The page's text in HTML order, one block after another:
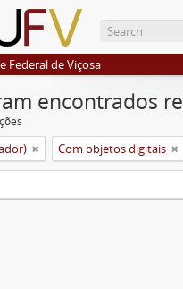
Federal de Viçosa
encontrados
Com objetos digitais